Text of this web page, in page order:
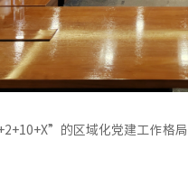
的区域化党建工作格